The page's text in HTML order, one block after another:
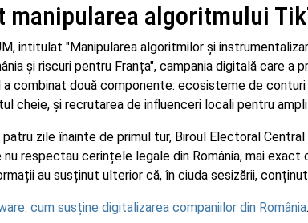
manipularea algoritmului
intitulat "Manipularea algoritmilor și
și riscuri pentru Franța", campania digitală care
combinat două componente: ecosisteme de
cheie, și recrutarea de influenceri locali pentru
patru zile înainte de primul tur, Biroul Electoral
respectau cerințele legale din România, mai
au susținut ulterior că, în ciuda sesizării,
cum susține digitalizarea companiilor din România.